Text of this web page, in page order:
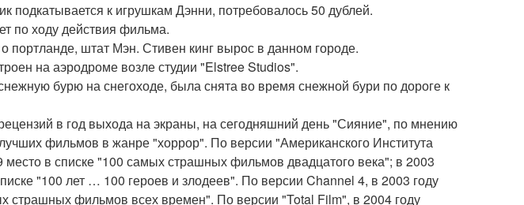
подкатывается к игрушкам Дэнни, потребовалось 50 дублей.
по ходу действия фильма.
портланде, штат Мэн. Стивен кинг вырос в данном городе.
на аэродроме возле студии "Elstree Studios".
бурю на снегоходе, была снята во время снежной бури по дороге к
в год выхода на экраны, на сегодняшний день "Сияние", по мнению
фильмов в жанре "хоррор". По версии "Американского Института
место в списке "100 самых страшных фильмов двадцатого века"; в 2003
"100 лет … 100 героев и злодеев". По версии Channel 4, в 2003 году
страшных фильмов всех времен". По версии "Total Film", в 2004 году